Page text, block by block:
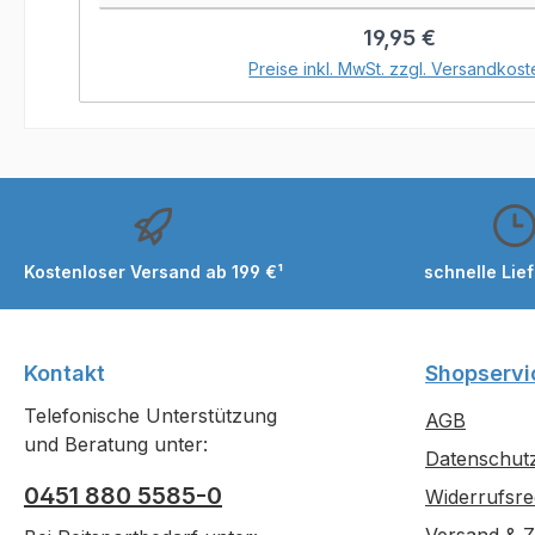
Regulärer Preis:
19,95 €
Preise inkl. MwSt. zzgl.
In den Warenkorb
Kostenloser Versand ab 199 €¹ schnelle
Kontakt
Telefonische Unterstützung
und Beratung unter:
0451 880 5585-0
AGB